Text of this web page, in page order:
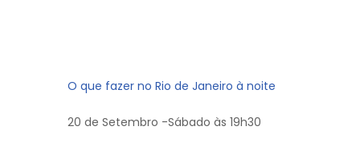
O que fazer no Rio de Janeiro à noite
20 de Setembro -Sábado às 19h30